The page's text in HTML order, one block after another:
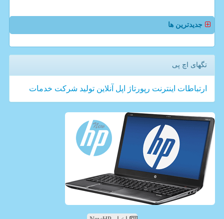
جدیدترین ها
تگهای اچ پی
ارتباطات اینترنت رپورتاژ اپل آنلاین تولید شركت خدمات